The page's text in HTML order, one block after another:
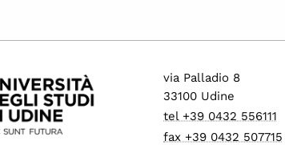
Tecnologi
via Palladio 8
33100 Udine
tel +39 0432 556111
fax +39 0432 507715